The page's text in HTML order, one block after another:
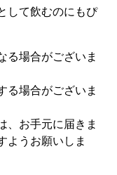
して飲むのにもぴ
る場合がございま
る場合がございま
、お手元に届きま
ようお願いしま